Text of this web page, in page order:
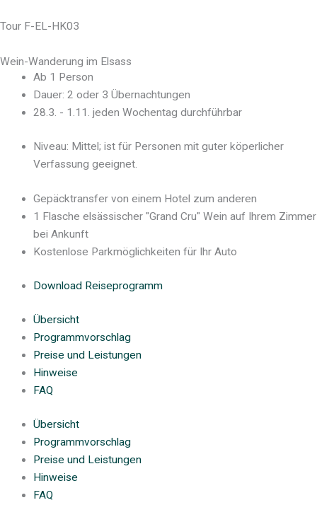
to
Tour F-EL-HK03
Wein-Wanderung im Elsass
Ab 1 Person
Dauer: 2 oder 3 Übernachtungen
28.3. - 1.11. jeden Wochentag durchführbar
Niveau: Mittel; ist für Personen mit guter köperlicher
Verfassung geeignet.
Gepäcktransfer von einem Hotel zum anderen
1 Flasche elsässischer "Grand Cru" Wein auf Ihrem Zimmer
bei Ankunft
Kostenlose Parkmöglichkeiten für Ihr Auto
Download Reiseprogramm
Übersicht
Programmvorschlag
Preise und Leistungen
Hinweise
FAQ
Übersicht
Programmvorschlag
Preise und Leistungen
Hinweise
FAQ